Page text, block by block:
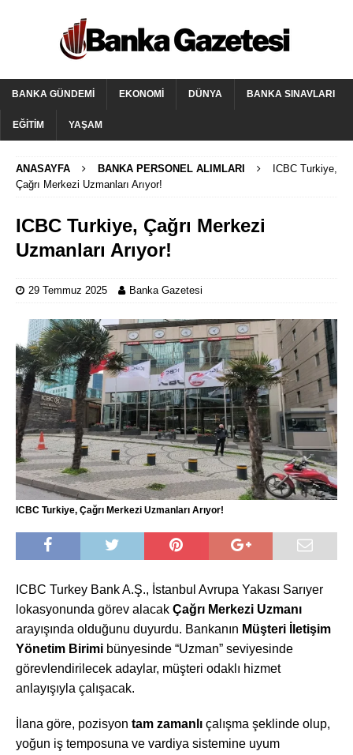
BANKA GÜNDEMI EKONOMI DÜNYA BANKA SINAVLARI
EĞITIM YAŞAM
ANASAYFA BANKA PERSONEL ALIMLARI
ICBC Turkiye,
Çağrı Merkezi Uzmanları Arıyor!
ICBC Turkiye, Çağrı Merkezi
Uzmanları Arıyor!
29 Temmuz 2025 Banka Gazetesi
ICBC Turkiye, Çağrı Merkezi Uzmanları Arıyor!
ICBC Turkey Bank A.Ş., İstanbul Avrupa Yakası Sarıyer
lokasyonunda görev alacak Çağrı Merkezi Uzmanı
arayışında olduğunu duyurdu. Bankanın Müşteri İletişim
Yönetim Birimi bünyesinde “Uzman” seviyesinde
görevlendirilecek adaylar, müşteri odaklı hizmet
anlayışıyla çalışacak.
İlana göre, pozisyon tam zamanlı çalışma şeklinde olup,
yoğun iş temposuna ve vardiya sistemine uyum